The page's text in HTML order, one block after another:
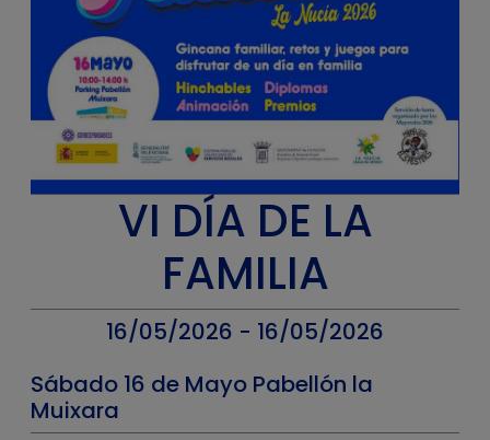
VI DÍA DE LA
FAMILIA
16/05/2026 - 16/05/2026
Sábado 16 de Mayo Pabellón la
Muixara